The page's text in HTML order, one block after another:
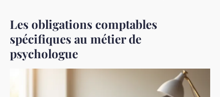
Les obligations comptables
spécifiques au métier de
psychologue